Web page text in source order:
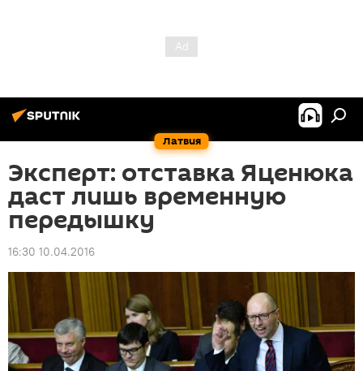
Латвия
Эксперт: отставка Яценюка
даст лишь временную
передышку
16:30 10.04.2016